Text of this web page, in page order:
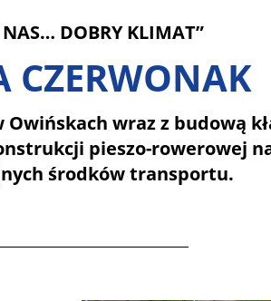
NAS… DOBRY KLIMAT”
CZERWONAK
wraz z budową
pieszo-rowerowej
środków transportu.